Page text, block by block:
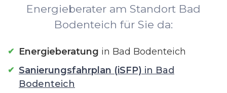
Energieberater am Standort Bad
Bodenteich für Sie da:
Energieberatung in Bad Bodenteich
Sanierungsfahrplan (iSFP) in Bad
Bodenteich